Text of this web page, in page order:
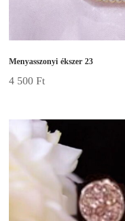
Menyasszonyi ékszer 23
4 500 Ft